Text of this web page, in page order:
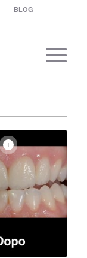
BLOG
1